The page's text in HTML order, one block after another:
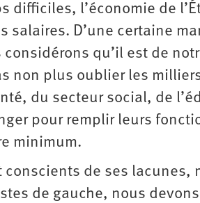
difficiles, l’économie de
salaires. D’une certaine
qu’il est de
non plus oublier les
du secteur social, de
pour remplir leurs
minimum.
de ses lacunes,
de gauche, nous